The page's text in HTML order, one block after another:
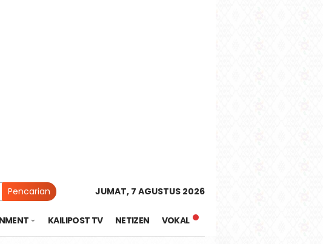
Pencarian JUMAT, 7 AGUSTUS 2026
KAILIPOST TV NETIZEN VOKAL